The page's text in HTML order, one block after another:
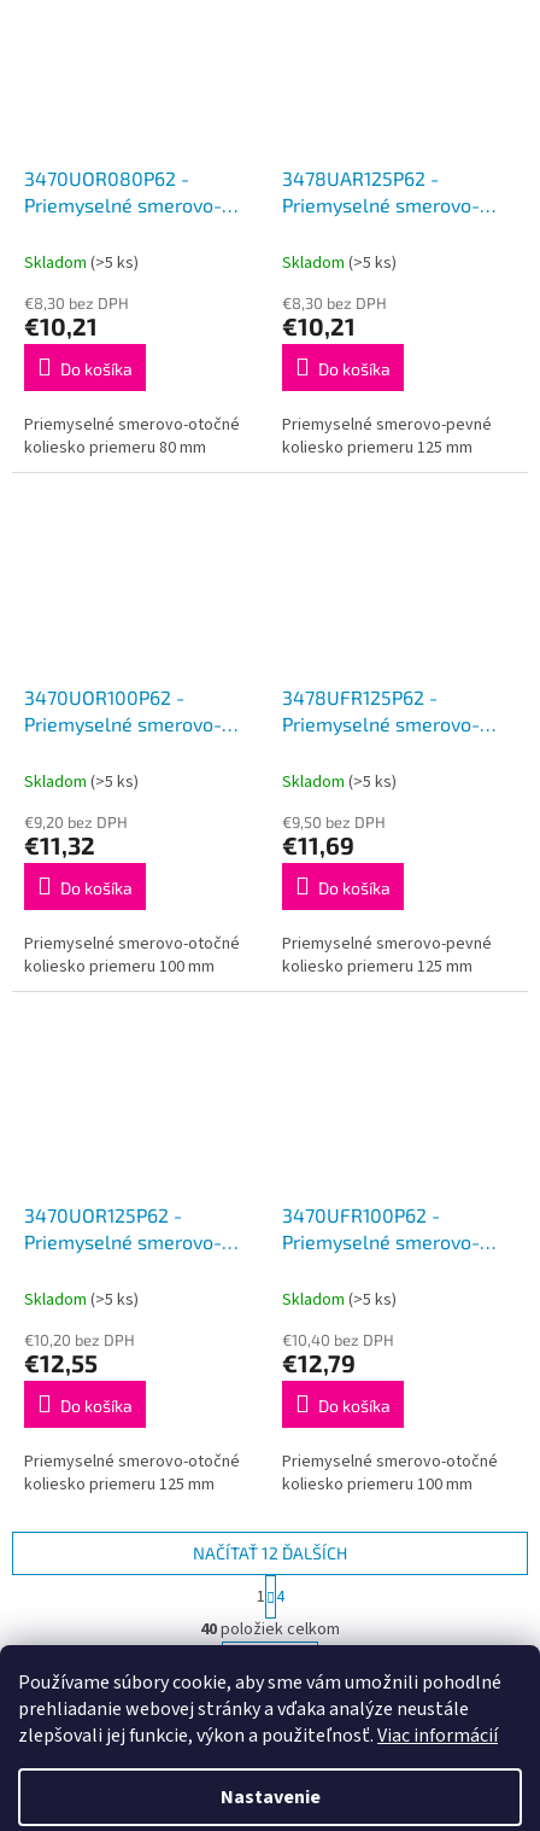
Používame súbory cookie, aby sme vám umožnili pohodlné
prehliadanie webovej stránky a vďaka analýze neustále
zlepšovali jej funkcie, výkon a použiteľnosť.Viac informácií
Nastavenie
3470UOR080P62 -
Priemyselné smerovo-
Skladom (>5 ks)
€8,30 bez DPH
€10,21
Do košíka
Priemyselné smerovo-otočné
koliesko priemeru 80 mm
3478UAR125P62 -
Priemyselné smerovo-
Skladom (>5 ks)
€8,30 bez DPH
€10,21
Do košíka
Priemyselné smerovo-pevné
koliesko priemeru 125 mm
3470UOR100P62 -
Priemyselné smerovo-
Skladom (>5 ks)
€9,20 bez DPH
€11,32
Do košíka
Priemyselné smerovo-otočné
koliesko priemeru 100 mm
3478UFR125P62 -
Priemyselné smerovo-
Skladom (>5 ks)
€9,50 bez DPH
€11,69
Do košíka
Priemyselné smerovo-pevné
koliesko priemeru 125 mm
3470UOR125P62 -
Priemyselné smerovo-
Skladom (>5 ks)
€10,20 bez DPH
€12,55
Do košíka
Priemyselné smerovo-otočné
koliesko priemeru 125 mm
3470UFR100P62 -
Priemyselné smerovo-
Skladom (>5 ks)
€10,40 bez DPH
€12,79
Do košíka
Priemyselné smerovo-otočné
koliesko priemeru 100 mm
O
v
á
d
a
i
e
p
NAČÍTAŤ 12 ĎALŠÍCH
t
r
á
k
o
v
a
n
i
e
1 4
40položiek celkom